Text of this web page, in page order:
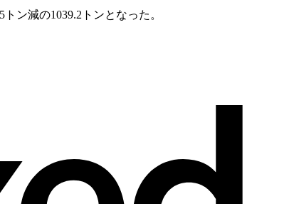
ン減の1039.2トンとなった。